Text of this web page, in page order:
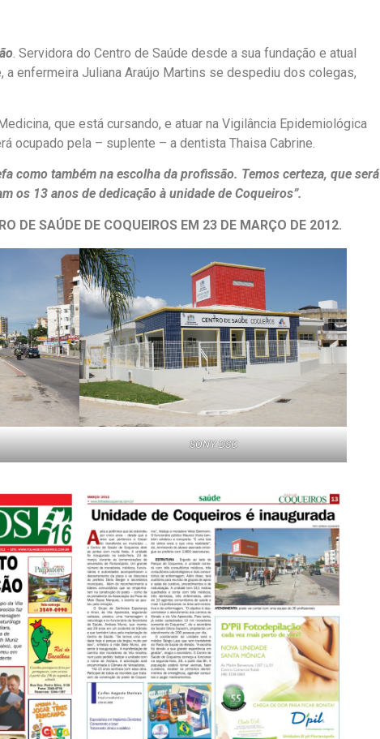
. Servidora do Centro de Saúde desde a sua fundação e atual
a enfermeira Juliana Araújo Martins se despediu dos colegas,
que está cursando, e atuar na Vigilância Epidemiológica
ocupado pela – suplente – a dentista Thaisa Cabrine.
como também na escolha da profissão. Temos certeza, que será
os 13 anos de dedicação à unidade de Coqueiros”.
DE SAÚDE DE COQUEIROS EM 23 DE MARÇO DE 2012.
SONY DSC